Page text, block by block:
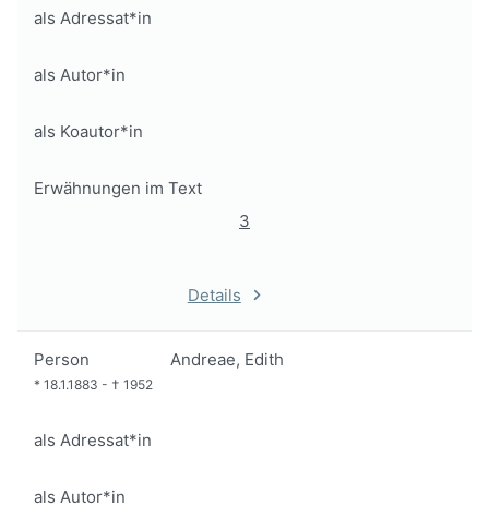
als Adressat*in
als Autor*in
als Koautor*in
Erwähnungen im Text
3
Details
Person Andreae, Edith
* 18.1.1883 - † 1952
als Adressat*in
als Autor*in